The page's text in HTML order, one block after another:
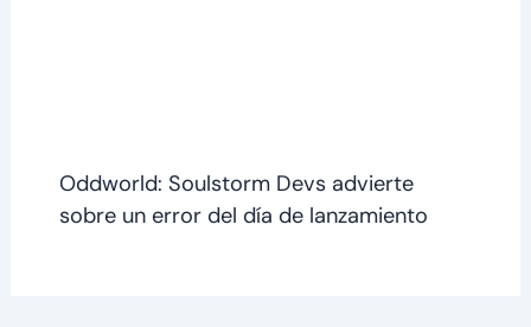
Oddworld: Soulstorm Devs advierte
sobre un error del día de lanzamiento